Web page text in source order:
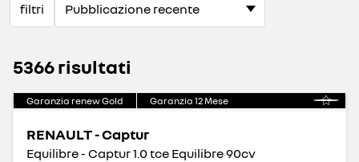
filtri
5366 risultati
Garanzia renew Gold Garanzia 12Mese
RENAULT - Captur
Equilibre - Captur 1.0 tce Equilibre 90cv